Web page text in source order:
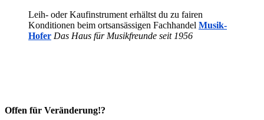
Leih- oder Kaufinstrument erhältst du zu fairen
Konditionen beim ortsansässigen Fachhandel Musik-
Hofer Das Haus für Musikfreunde seit 1956
Offen für Veränderung!?